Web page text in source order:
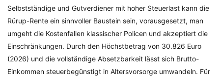
Selbstständige und Gutverdiener mit hoher Steuerlast kann die
Rürup-Rente ein sinnvoller Baustein sein, vorausgesetzt, man
umgeht die Kostenfallen klassischer Policen und akzeptiert die
Einschränkungen. Durch den Höchstbetrag von 30.826 Euro
(2026) und die vollständige Absetzbarkeit lässt sich Brutto-
Einkommen steuerbegünstigt in Altersvorsorge umwandeln. Für